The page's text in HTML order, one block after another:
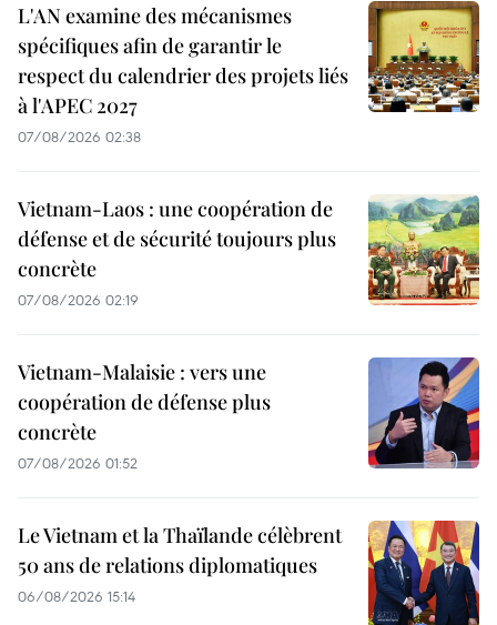
L'AN examine des mécanismes
spécifiques afin de garantir le
respect du calendrier des projets liés
à l'APEC 2027
07/08/2026 02:38
Vietnam-Laos : une coopération de
défense et de sécurité toujours plus
concrète
07/08/2026 02:19
Vietnam-Malaisie : vers une
coopération de défense plus
concrète
07/08/2026 01:52
Le Vietnam et la Thaïlande célèbrent
50 ans de relations diplomatiques
06/08/2026 15:14